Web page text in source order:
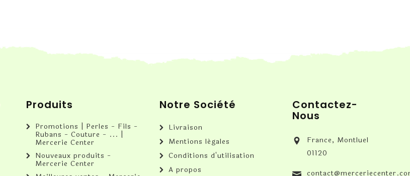
Produits
Promotions | Perles - Fils -
Rubans - Couture - ... |
Mercerie Center
Nouveaux produits -
Mercerie Center
Notre Société
Livraison
Mentions légales
Conditions d'utilisation
A propos
Contactez-
Nous
France, Montluel
01120